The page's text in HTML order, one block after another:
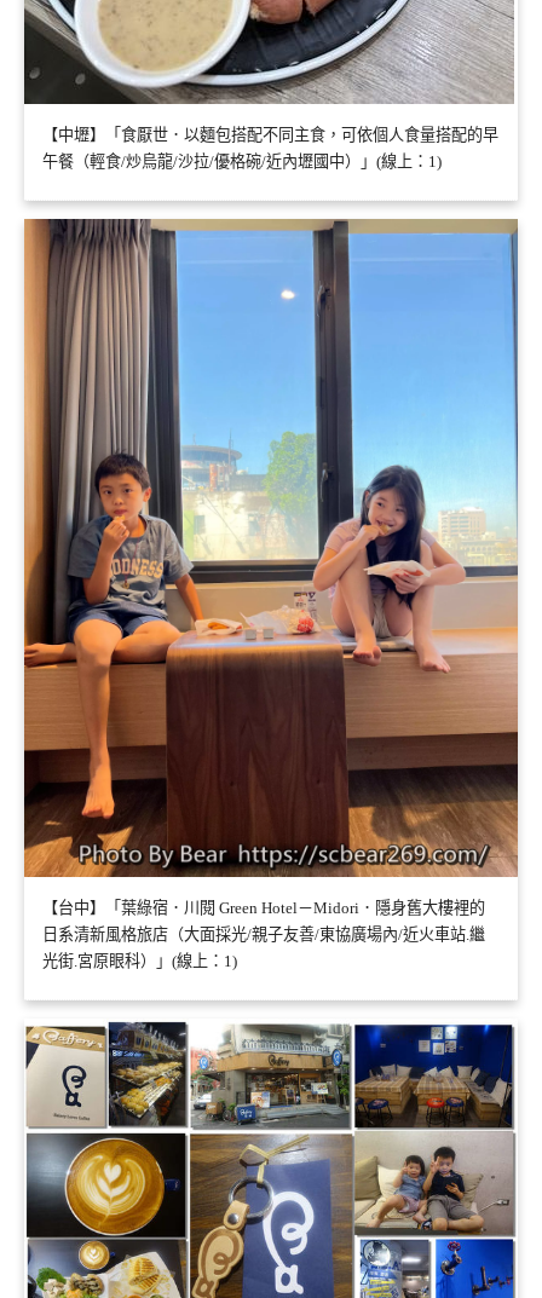
【中壢】「食厭世．以麵包搭配不同主食，可依個人食量搭配的早
午餐（輕食/炒烏龍/沙拉/優格碗/近內壢國中）」(線上：1)
【台中】「葉綠宿．川閱 Green Hotel－Midori．隱身舊大樓裡的
日系清新風格旅店（大面採光/親子友善/東協廣場內/近火車站.繼
光街.宮原眼科）」(線上：1)